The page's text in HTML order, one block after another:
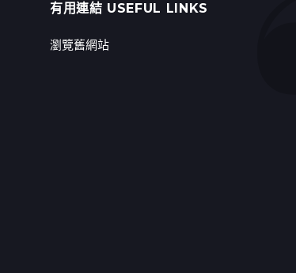
有用連結 USEFUL LINKS
瀏覽舊網站